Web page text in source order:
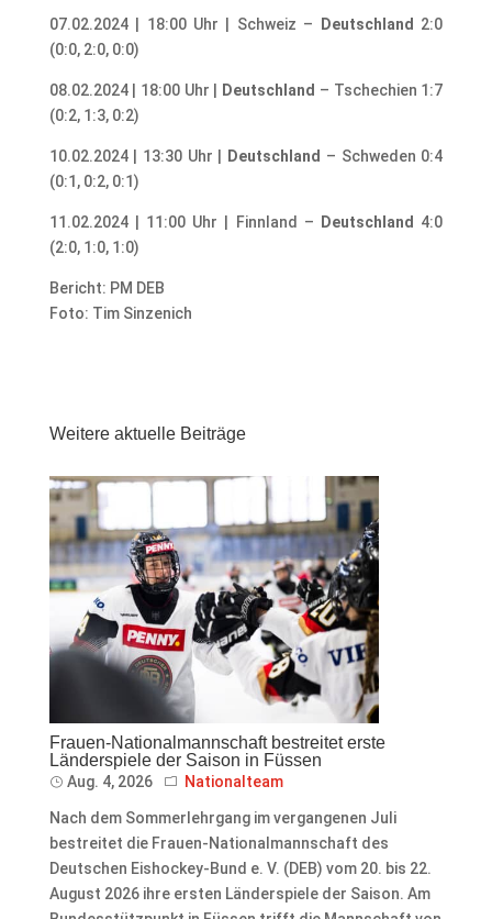
07.02.2024 | 18:00 Uhr | Schweiz – Deutschland 2:0
(0:0, 2:0, 0:0)
08.02.2024 | 18:00 Uhr | Deutschland – Tschechien 1:7
(0:2, 1:3, 0:2)
10.02.2024 | 13:30 Uhr | Deutschland – Schweden 0:4
(0:1, 0:2, 0:1)
11.02.2024 | 11:00 Uhr | Finnland – Deutschland 4:0
(2:0, 1:0, 1:0)
Bericht: PM DEB
Foto: Tim Sinzenich
Weitere aktuelle Beiträge
Frauen-Nationalmannschaft bestreitet erste
Länderspiele der Saison in Füssen
Aug. 4, 2026 Nationalteam
Nach dem Sommerlehrgang im vergangenen Juli
bestreitet die Frauen-Nationalmannschaft des
Deutschen Eishockey-Bund e. V. (DEB) vom 20. bis 22.
August 2026 ihre ersten Länderspiele der Saison. Am